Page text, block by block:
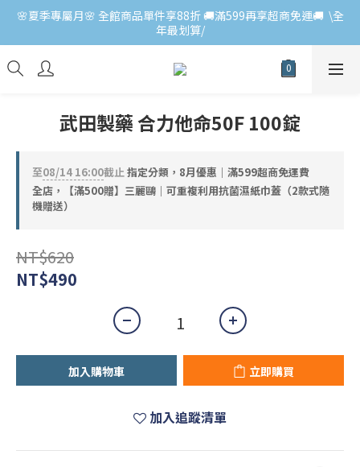
🌸夏季專屬月🌸 全館商品單件享88折 🚚滿599再享超商免運🚚  \全
年最划算/
武田製藥 合力他命50F 100錠
至08/14 16:00截止指定分類，8月優惠｜滿599超商免運費
全店，【滿500贈】三麗鷗｜可重複利用抗菌濕紙巾蓋（2款式隨
機贈送）
NT$620
NT$490
加入購物車 立即購買
加入追蹤清單